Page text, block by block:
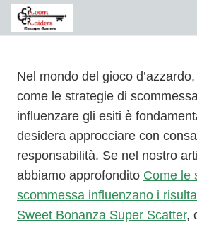
Nel mondo del gioco
come le strategie di
influenzare gli esiti è
desidera approcciare con
responsabilità. Se nel nostro
abbiamo approfondito Come le
scommessa influenzano i
Sweet Bonanza Super Scatter,
title Mark headings
Background Color
zoom_out Zoom out
Zoom in
remove_circle_outline Decrease font